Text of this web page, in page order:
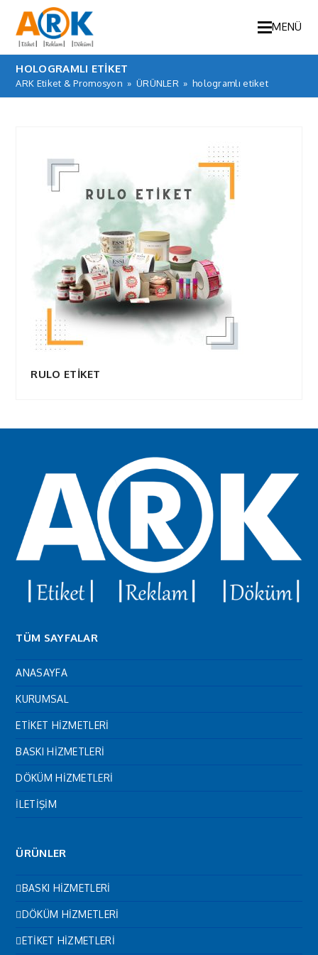
MENÜ
HOLOGRAMLI ETIKET
ARK Etiket & Promosyon » ÜRÜNLER » hologramlı etiket
RULO ETİKET
TÜM SAYFALAR
ANASAYFA
KURUMSAL
ETİKET HİZMETLERİ
BASKI HİZMETLERİ
DÖKÜM HİZMETLERİ
İLETİŞİM
ÜRÜNLER
BASKI HİZMETLERİ
DÖKÜM HİZMETLERİ
ETİKET HİZMETLERİ